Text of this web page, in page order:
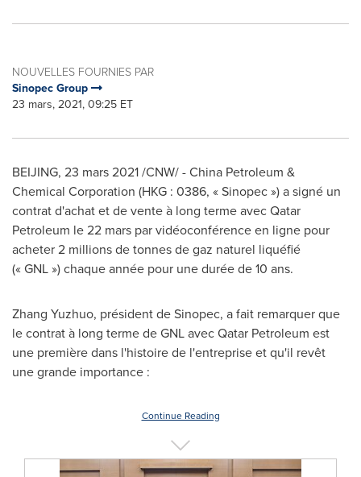
NOUVELLES FOURNIES PAR
Sinopec Group
23 mars, 2021, 09:25 ET
BEIJING, 23 mars 2021 /CNW/ - China Petroleum &
Chemical Corporation (HKG : 0386, « Sinopec ») a signé un
contrat d'achat et de vente à long terme avec Qatar
Petroleum le 22 mars par vidéoconférence en ligne pour
acheter 2 millions de tonnes de gaz naturel liquéfié
(« GNL ») chaque année pour une durée de 10 ans.
Zhang Yuzhuo, président de Sinopec, a fait remarquer que
le contrat à long terme de GNL avec Qatar Petroleum est
une première dans l'histoire de l'entreprise et qu'il revêt
une grande importance :
Continue Reading